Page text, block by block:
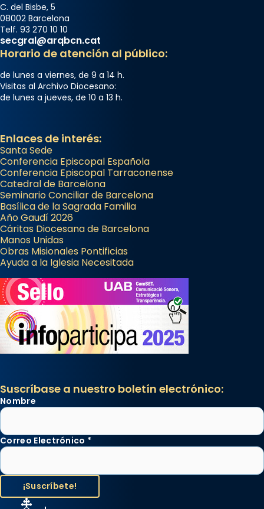
C. del Bisbe, 5
08002 Barcelona
Telf. 93 270 10 10
secgral@arqbcn.cat
Horario de atención al público:
de lunes a viernes, de 9 a 14 h.
Visitas al Archivo Diocesano:
de lunes a jueves, de 10 a 13 h.
Enlaces de interés:
Santa Sede
Conferencia Episcopal Española
Conferencia Episcopal Tarraconense
Catedral de Barcelona
Seminario Conciliar de Barcelona
Basílica de la Sagrada Familia
Año Gaudí 2026
Cáritas Diocesana de Barcelona
Manos Unidas
Obras Misionales Pontificias
Ayuda a la Iglesia Necesitada
Suscríbase a nuestro boletín electrónico:
Nombre
Correo Electrónico *